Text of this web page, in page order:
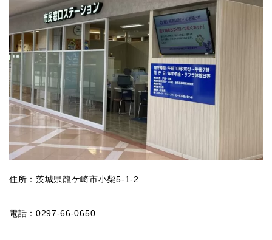
住所：茨城県龍ケ崎市小柴5-1-2
電話：0297-66-0650